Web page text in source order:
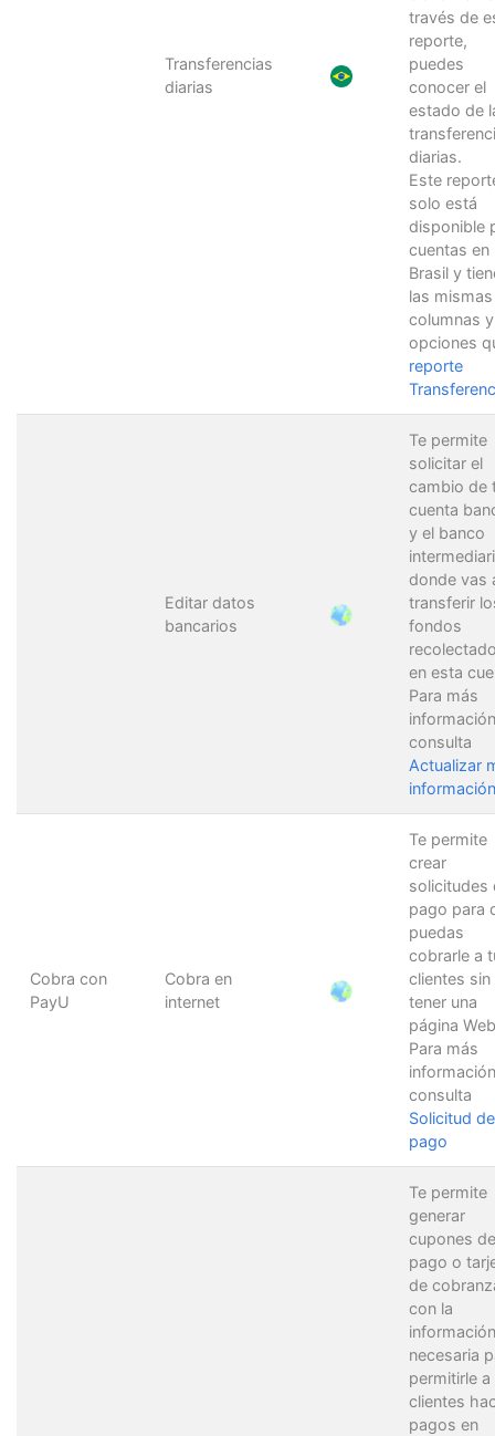
Transferencias
diarias
través de
reporte,
puedes
conocer el
estado de
diarias.
Este
solo está
disponible
cuentas en
Brasil y
las mismas
columnas y
opciones
reporte
Editar datos
bancarios
Te permite
solicitar el
cambio de
cuenta
y el banco
donde vas
transferir
fondos
en esta
Para más
consulta
Actualizar
información
Cobra con
PayU
Cobra en
internet
Te permite
crear
solicitudes
pago para
puedas
cobrarle a
clientes sin
tener una
página
Para más
consulta
Solicitud de
pago
Te permite
generar
cupones de
pago o
de
con la
información
necesaria
permitirle a
clientes
pagos en